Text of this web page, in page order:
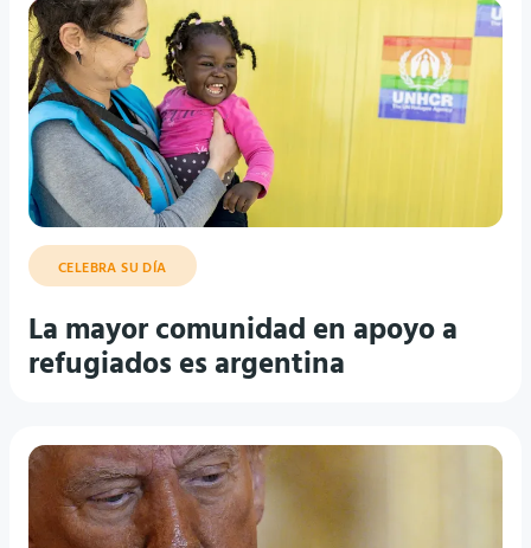
CELEBRA SU DÍA
La mayor comunidad en apoyo a
refugiados es argentina